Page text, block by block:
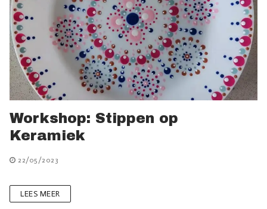
Workshop: Stippen op
Keramiek
22/05/2023
LEES MEER